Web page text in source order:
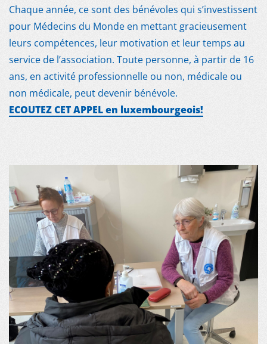
MDM
ACTUALITÉS
PUBLICATIONS
NOUS REJOINDRE
NOUS SOUTENIR
Chaque année, ce sont des bénévoles qui s’investissent
pour Médecins du Monde en mettant gracieusement
leurs compétences, leur motivation et leur temps au
service de l’association. Toute personne, à partir de 16
ans, en activité professionnelle ou non, médicale ou
non médicale, peut devenir bénévole.
ECOUTEZ CET APPEL en luxembourgeois!